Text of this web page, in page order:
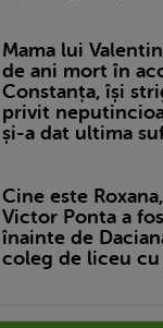
Mama lui
de ani mort în
Constanța, își
privit
și-a dat ultima
Cine este
Victor Ponta a
înainte de
coleg de liceu